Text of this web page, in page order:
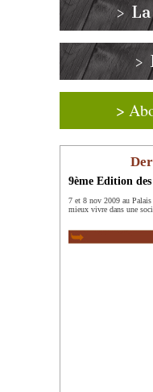
>
>
>
9ème Edition des
7 et 8 nov 2009 au
mieux vivre dans une